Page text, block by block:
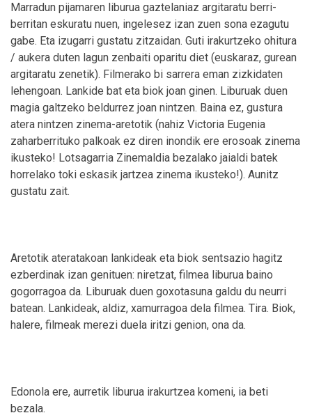
Marradun pijamaren liburua gaztelaniaz argitaratu berri-
berritan eskuratu nuen, ingelesez izan zuen sona ezagutu
gabe. Eta izugarri gustatu zitzaidan. Guti irakurtzeko ohitura
/ aukera duten lagun zenbaiti oparitu diet (euskaraz, gurean
argitaratu zenetik). Filmerako bi sarrera eman zizkidaten
lehengoan. Lankide bat eta biok joan ginen. Liburuak duen
magia galtzeko beldurrez joan nintzen. Baina ez, gustura
atera nintzen zinema-aretotik (nahiz Victoria Eugenia
zaharberrituko palkoak ez diren inondik ere erosoak zinema
ikusteko! Lotsagarria Zinemaldia bezalako jaialdi batek
horrelako toki eskasik jartzea zinema ikusteko!). Aunitz
gustatu zait.
Aretotik ateratakoan lankideak eta biok sentsazio hagitz
ezberdinak izan genituen: niretzat, filmea liburua baino
gogorragoa da. Liburuak duen goxotasuna galdu du neurri
batean. Lankideak, aldiz, xamurragoa dela filmea. Tira. Biok,
halere, filmeak merezi duela iritzi genion, ona da.
Edonola ere, aurretik liburua irakurtzea komeni, ia beti
bezala.